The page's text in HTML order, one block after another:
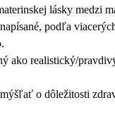
lásky medzi
podľa
ako realistický/
o dôležitosti